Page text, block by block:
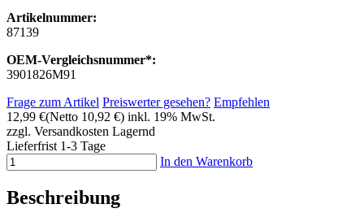
Artikelnummer:
87139
OEM-Vergleichsnummer*:
3901826M91
Frage zum Artikel Preiswerter gesehen? Empfehlen
12,99 €(Netto 10,92 €) inkl. 19% MwSt.
zzgl. Versandkosten Lagernd
Lieferfrist 1-3 Tage
In den Warenkorb
Beschreibung